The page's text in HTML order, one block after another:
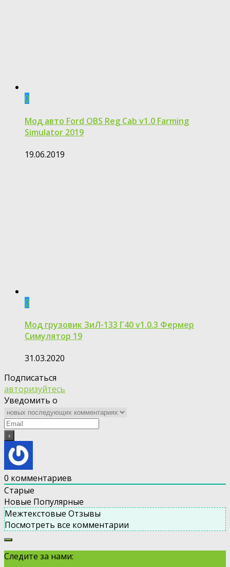
0
Мод авто Ford OBS Reg Cab v1.0 Farming
Simulator 2019
19.06.2019
0
Мод грузовик ЗиЛ-133 Г40 v1.0.3 Фермер
Симулятор 19
31.03.2020
Подписаться
авторизуйтесь
Уведомить о
0 комментариев
Старые
Новые Популярные
Межтекстовые Отзывы
Посмотреть все комментарии
Следите за нами: